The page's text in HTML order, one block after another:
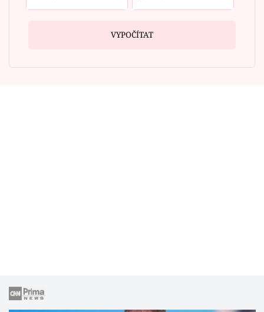
VYPOČÍTAT